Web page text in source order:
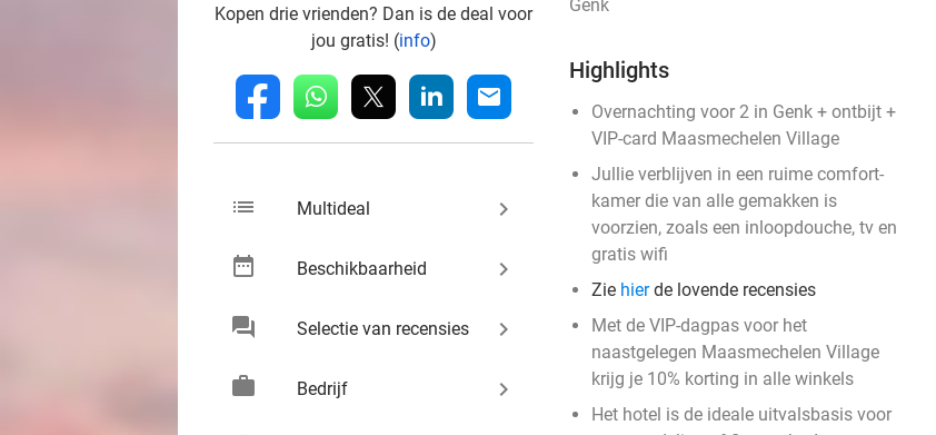
Kopen drie vrienden? Dan is de deal voor
jou gratis! (info)
fb whatsapp linkedin mail
list Multideal keyboard_arrow_right
date_range Beschikbaarheid keyboard_arrow_right
chat Selectie van recensies keyboard_arrow_right
work Bedrijf keyboard_arrow_right
Genk
Highlights
Overnachting voor 2 in Genk + ontbijt +
VIP-card Maasmechelen Village
Jullie verblijven in een ruime comfort-
kamer die van alle gemakken is
voorzien, zoals een inloopdouche, tv en
gratis wifi
Zie hierde lovende recensies
Met de VIP-dagpas voor het
naastgelegen Maasmechelen Village
krijg je 10% korting in alle winkels
Het hotel is de ideale uitvalsbasis voor